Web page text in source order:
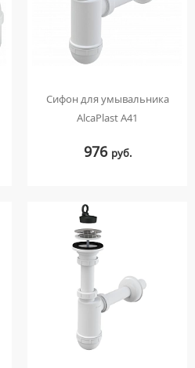
Сифон для умывальника
AlcaPlast A41
976 руб.